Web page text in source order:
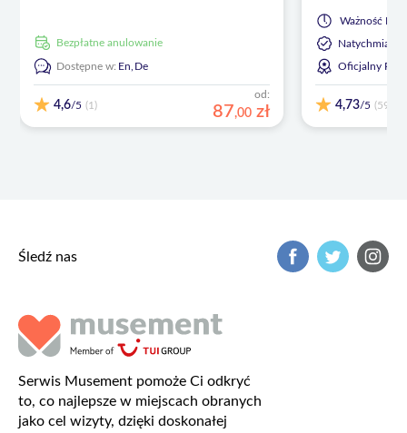
Bezpłatne anulowanie
Dostępne w: En,De
4,6/5 (1)
od:
87,00 zł
Ważność
Oficjalny
4,73/5 (59)
Śledź nas
Serwis Musement pomoże Ci odkryć
to, co najlepsze w miejscach obranych
jako cel wizyty, dzięki doskonałej